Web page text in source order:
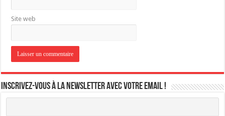
Site web
Inscrivez-vous à la newsletter avec votre email !